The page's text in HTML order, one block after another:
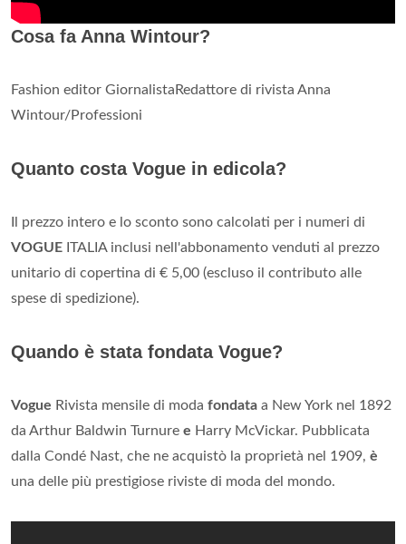
Cosa fa Anna Wintour?
Fashion editor GiornalistaRedattore di rivista Anna
Wintour/Professioni
Quanto costa Vogue in edicola?
Il prezzo intero e lo sconto sono calcolati per i numeri di
VOGUE ITALIA inclusi nell'abbonamento venduti al prezzo
unitario di copertina di € 5,00 (escluso il contributo alle
spese di spedizione).
Quando è stata fondata Vogue?
Vogue Rivista mensile di moda fondata a New York nel 1892
da Arthur Baldwin Turnure e Harry McVickar. Pubblicata
dalla Condé Nast, che ne acquistò la proprietà nel 1909, è
una delle più prestigiose riviste di moda del mondo.